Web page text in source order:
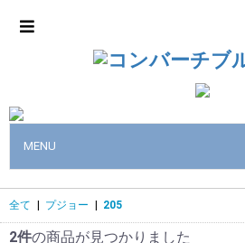
MENU
全て プジョー 205
2件の商品が見つかりました